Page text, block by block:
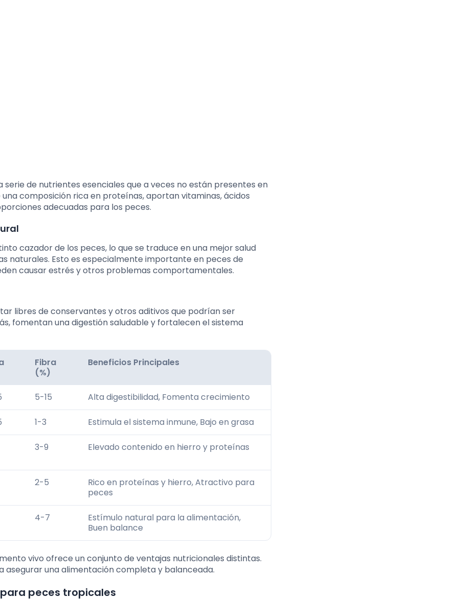
de nutrientes esenciales que a veces no están presentes en
composición rica en proteínas, aportan vitaminas, ácidos
adecuadas para los peces.
cazador de los peces, lo que se traduce en una mejor salud
naturales. Esto es especialmente importante en peces de
causar estrés y otros problemas comportamentales.
libres de conservantes y otros aditivos que podrían ser
fomentan una digestión saludable y fortalecen el sistema
Fibra
(%)
Beneficios Principales
5-15 Alta digestibilidad, Fomenta crecimiento
1-3 Estimula el sistema inmune, Bajo en grasa
3-9 Elevado contenido en hierro y proteínas
2-5
Rico en proteínas y hierro, Atractivo para
peces
4-7
Estímulo natural para la alimentación,
Buen balance
vivo ofrece un conjunto de ventajas nutricionales distintas.
asegurar una alimentación completa y balanceada.
peces tropicales